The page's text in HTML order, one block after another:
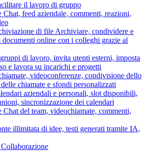
il lavoro di gruppo
Chat, feed aziendale, commenti, reazioni,
di file Archiviare, condividere e
online con i colleghi grazie al
di lavoro, invita utenti esterni, imposta
e lavora su incarichi e progetti
videoconferenze, condivisione dello
chiamate e sfondi personalizzati
aziendali e personali, slot disponibili,
sincronizzazione dei calendari
Chat del team, videochiamate, commenti,
illimitata di idee, testi generati tramite IA,